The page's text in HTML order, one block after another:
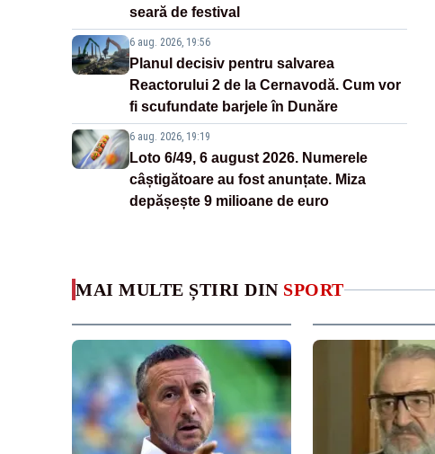
seară de festival
6 aug. 2026, 19:56
Planul decisiv pentru salvarea
Reactorului 2 de la Cernavodă. Cum vor
fi scufundate barjele în Dunăre
6 aug. 2026, 19:19
Loto 6/49, 6 august 2026. Numerele
câștigătoare au fost anunțate. Miza
depășește 9 milioane de euro
MAI MULTE ȘTIRI DIN SPORT